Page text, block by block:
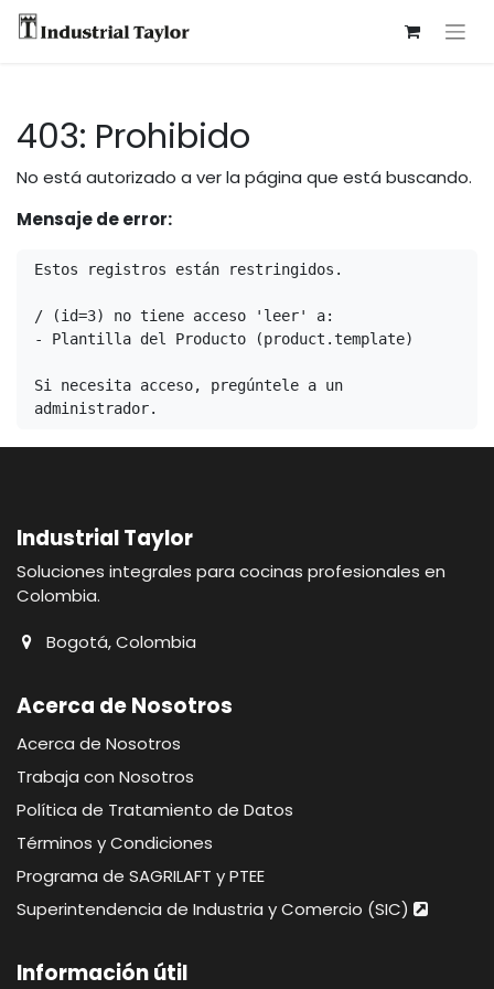
403: Prohibido
No está autorizado a ver la página que está buscando.
Mensaje de error:
Estos registros están restringidos.
/ (id=3) no tiene acceso 'leer' a:
- Plantilla del Producto (product.template)
Si necesita acceso, pregúntele a un
administrador.
Industrial Taylor
Soluciones integrales para cocinas profesionales en
Colombia.
Bogotá, Colombia
Acerca de Nosotros
Acerca de Nosotros
Trabaja con Nosotros
Política de Tratamiento de Datos
Términos y Condiciones
Programa de SAGRILAFT y PTEE
Superintendencia de Industria y Comercio (SIC)
Información útil​​​